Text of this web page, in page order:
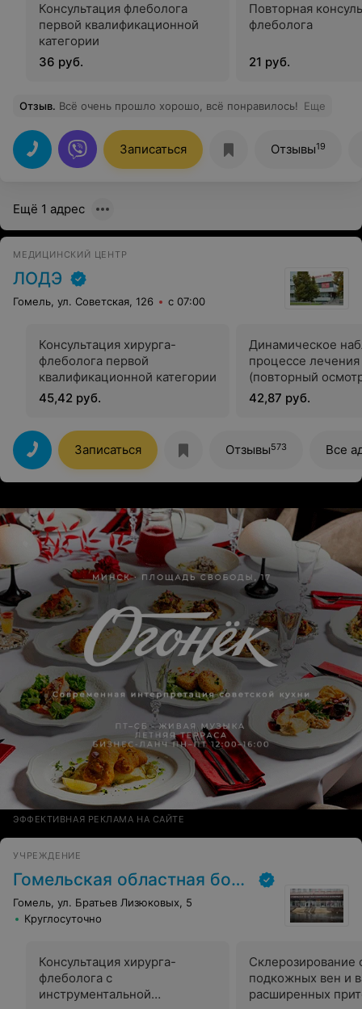
Консультация флеболога
первой квалификационной
категории
36 руб.
Повторная
флеболога
21 руб.
Отзыв. Всё очень прошло хорошо, всё понравилось! Еще
Записаться Отзывы19
Ещё 1 адрес
МЕДИЦИНСКИЙ ЦЕНТР
ЛОДЭ
Гомель, ул. Советская, 126 с 07:00
Консультация хирурга-
флеболога первой
квалификационной категории
45,42 руб.
Динамическое
процессе лечения
(повторный
контролем
42,87 руб.
Записаться Отзывы573 Все
ЭФФЕКТИВНАЯ РЕКЛАМА НА САЙТЕ
УЧРЕЖДЕНИЕ
Гомельская областная больница
Гомель, ул. Братьев Лизюковых, 5
Круглосуточно
Консультация хирурга-
флеболога с
инструментальной
Склерозирование
подкожных вен и
расширенных